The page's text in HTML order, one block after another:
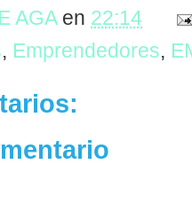
AGA en 22:14
, Emprendedores,